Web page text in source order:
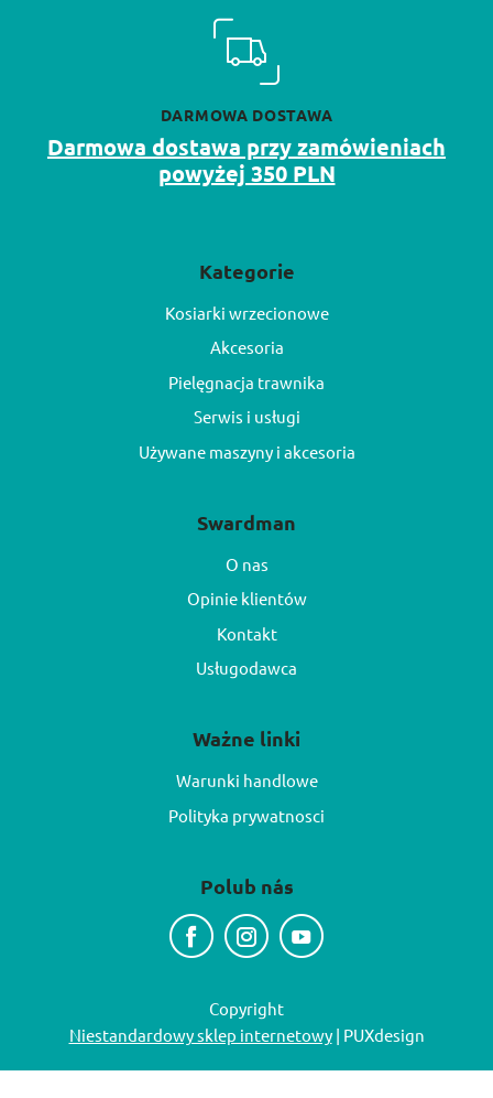
DARMOWA DOSTAWA
Darmowa dostawa przy zamówieniach
powyżej 350 PLN
Kategorie
Kosiarki wrzecionowe
Akcesoria
Pielęgnacja trawnika
Serwis i usługi
Używane maszyny i akcesoria
Swardman
O nas
Opinie klientów
Kontakt
Usługodawca
Ważne linki
Warunki handlowe
Polityka prywatnosci
Polub nás
Copyright
Niestandardowy sklep internetowy| PUXdesign